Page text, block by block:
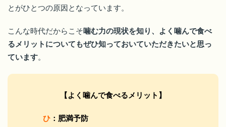
とがひとつの原因となっています。
こんな時代だからこそ噛む力の現状を知り、よく噛んで食べ
るメリットについてもぜひ知っておいていただきたいと思っ
ています。
【よく噛んで食べるメリット】
ひ ：肥満予防